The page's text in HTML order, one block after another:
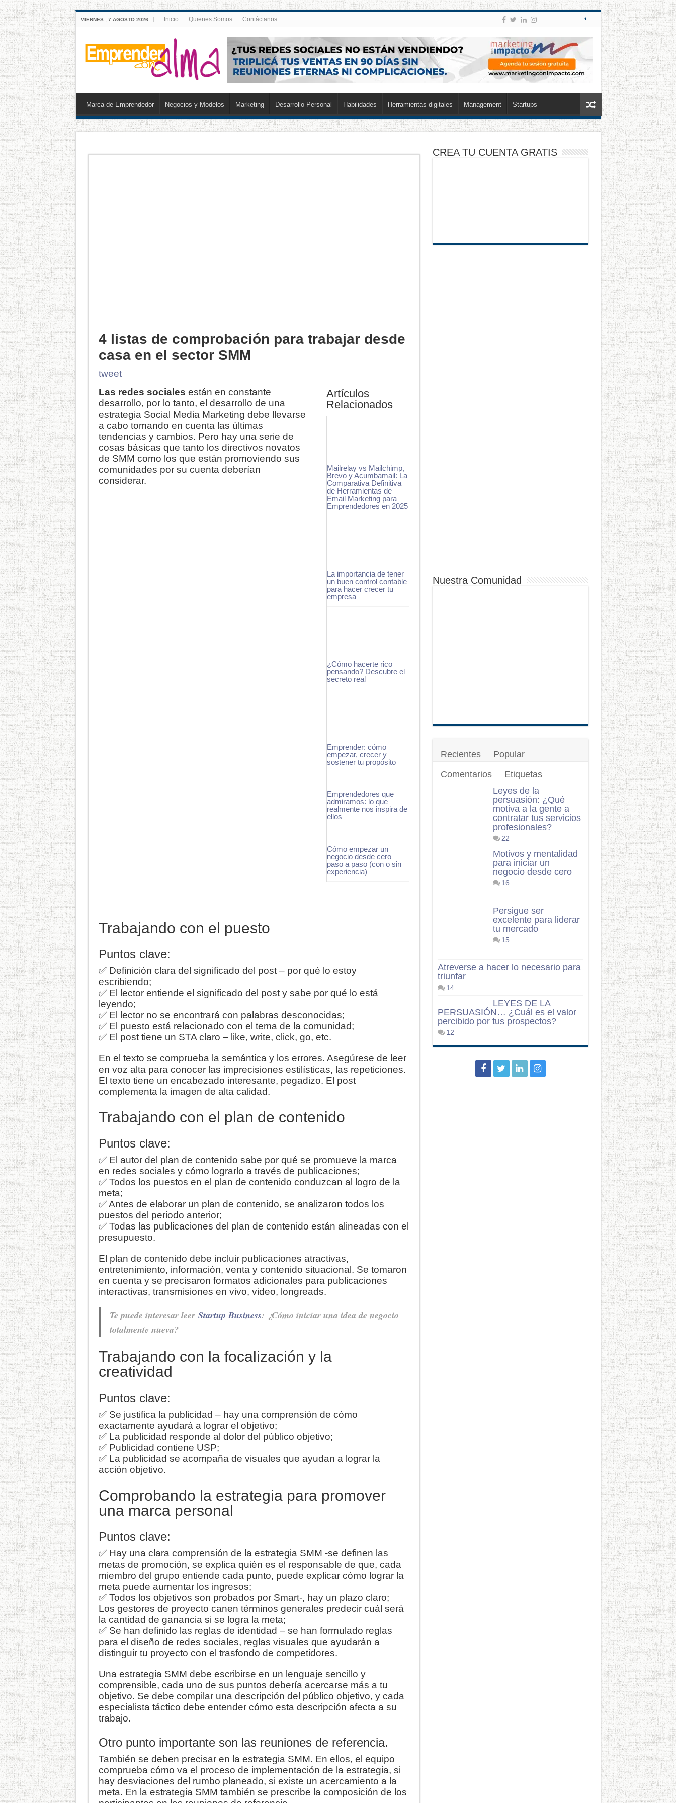
VIERNES , 7 AGOSTO 2026 Inicio Quienes Somos Contáctanos
Marca de Emprendedor Negocios y Modelos Marketing Desarrollo Personal Habilidades Herramientas digitales Management Startups
4 listas de comprobación para trabajar desde
casa en el sector SMM
tweet
Artículos
Relacionados
Mailrelay vs Mailchimp,
Brevo y Acumbamail: La
Comparativa Definitiva
de Herramientas de
Email Marketing para
Emprendedores en 2025
La importancia de tener
un buen control contable
para hacer crecer tu
empresa
¿Cómo hacerte rico
pensando? Descubre el
secreto real
Emprender: cómo
empezar, crecer y
sostener tu propósito
Emprendedores que
admiramos: lo que
realmente nos inspira de
ellos
Cómo empezar un
negocio desde cero
paso a paso (con o sin
experiencia)
Las redes sociales están en constante
desarrollo, por lo tanto, el desarrollo de una
estrategia Social Media Marketing debe llevarse
a cabo tomando en cuenta las últimas
tendencias y cambios. Pero hay una serie de
cosas básicas que tanto los directivos novatos
de SMM como los que están promoviendo sus
comunidades por su cuenta deberían
considerar.
Trabajando con el puesto
Puntos clave:
✅ Definición clara del significado del post – por qué lo estoy
escribiendo;
✅ El lector entiende el significado del post y sabe por qué lo está
leyendo;
✅ El lector no se encontrará con palabras desconocidas;
✅ El puesto está relacionado con el tema de la comunidad;
✅ El post tiene un STA claro – like, write, click, go, etc.
En el texto se comprueba la semántica y los errores. Asegúrese de leer
en voz alta para conocer las imprecisiones estilísticas, las repeticiones.
El texto tiene un encabezado interesante, pegadizo. El post
complementa la imagen de alta calidad.
Trabajando con el plan de contenido
Puntos clave:
✅ El autor del plan de contenido sabe por qué se promueve la marca
en redes sociales y cómo lograrlo a través de publicaciones;
✅ Todos los puestos en el plan de contenido conduzcan al logro de la
meta;
✅ Antes de elaborar un plan de contenido, se analizaron todos los
puestos del periodo anterior;
✅ Todas las publicaciones del plan de contenido están alineadas con el
presupuesto.
El plan de contenido debe incluir publicaciones atractivas,
entretenimiento, información, venta y contenido situacional. Se tomaron
en cuenta y se precisaron formatos adicionales para publicaciones
interactivas, transmisiones en vivo, video, longreads.
Te puede interesar leer Startup Business: ¿Cómo iniciar una idea de negocio
totalmente nueva?
Trabajando con la focalización y la
creatividad
Puntos clave:
✅ Se justifica la publicidad – hay una comprensión de cómo
exactamente ayudará a lograr el objetivo;
✅ La publicidad responde al dolor del público objetivo;
✅ Publicidad contiene USP;
✅ La publicidad se acompaña de visuales que ayudan a lograr la
acción objetivo.
Comprobando la estrategia para promover
una marca personal
Puntos clave:
✅ Hay una clara comprensión de la estrategia SMM -se definen las
metas de promoción, se explica quién es el responsable de que, cada
miembro del grupo entiende cada punto, puede explicar cómo lograr la
meta puede aumentar los ingresos;
✅ Todos los objetivos son probados por Smart-, hay un plazo claro;
Los gestores de proyecto canen términos generales predecir cuál será
la cantidad de ganancia si se logra la meta;
✅ Se han definido las reglas de identidad – se han formulado reglas
para el diseño de redes sociales, reglas visuales que ayudarán a
distinguir tu proyecto con el trasfondo de competidores.
Una estrategia SMM debe escribirse en un lenguaje sencillo y
comprensible, cada uno de sus puntos debería acercarse más a tu
objetivo. Se debe compilar una descripción del público objetivo, y cada
especialista táctico debe entender cómo esta descripción afecta a su
trabajo.
Otro punto importante son las reuniones de referencia.
También se deben precisar en la estrategia SMM. En ellos, el equipo
comprueba cómo va el proceso de implementación de la estrategia, si
hay desviaciones del rumbo planeado, si existe un acercamiento a la
meta. En la estrategia SMM también se prescribe la composición de los
CREA TU CUENTA GRATIS
Nuestra Comunidad
Recientes
Popular
Comentarios
Etiquetas
Leyes de la
persuasión: ¿Qué
motiva a la gente a
contratar tus servicios
profesionales?
22
Motivos y mentalidad
para iniciar un
negocio desde cero
16
Persigue ser
excelente para liderar
tu mercado
15
Atreverse a hacer lo necesario para
triunfar
14
LEYES DE LA
PERSUASIÓN… ¿Cuál es el valor
percibido por tus prospectos?
12